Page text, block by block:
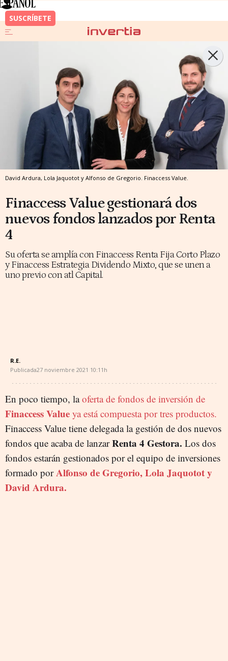
David Ardura, Lola Jaquotot y Alfonso de Gregorio. Finaccess Value.
Finaccess Value gestionará dos
nuevos fondos lanzados por Renta
4
Su oferta se amplía con Finaccess Renta Fija Corto Plazo
y Finaccess Estrategia Dividendo Mixto, que se unen a
uno previo con atl Capital.
R.E.
Publicada27 noviembre 2021 10:11h
En poco tiempo, laoferta de fondos de inversión de
Finaccess Value ya está compuesta por tres productos.
Finaccess Value tiene delegada la gestión de dos nuevos
fondos que acaba de lanzarRenta 4 Gestora. Los dos
fondos estarán gestionados por el equipo de inversiones
formado porAlfonso de Gregorio, Lola Jaquotot y
David Ardura.